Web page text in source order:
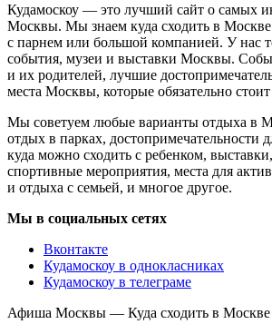
Кудамоскоу — это лучший сайт о самых
Москвы. Мы знаем куда сходить в
с парнем или большой компанией. У нас
события, музеи и выставки Москвы.
и их родителей, лучшие
места Москвы, которые обязательно
Мы советуем любые варианты отдыха в
отдых в парках, достопримечательности
куда можно сходить с ребенком,
спортивные мероприятия, места для
и отдыха с семьей, и многое другое.
Мы в социальных сетях
Вконтакте
Кудамоскоу в однокласниках
Кудамоскоу в телеграме
Афиша Москвы — Куда сходить в Москве